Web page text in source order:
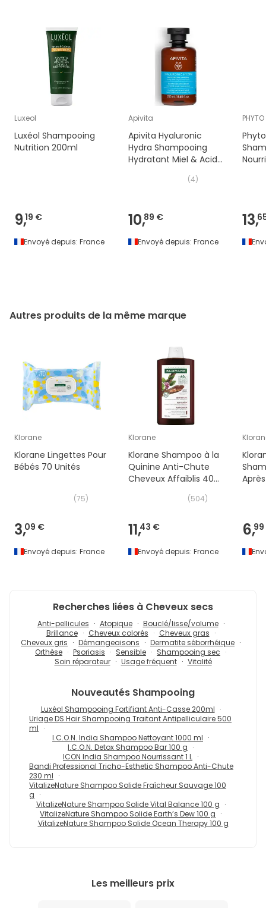
HYDROXIDE, STYRENE/ACRYLATES COPOLYMER, YELLOW
5 (CI 19140), YELLOW 6 (CI 15985).
Luxeol
Luxéol Shampooing
Nutrition 200ml
9,19 €
Envoyé depuis: France
Apivita
Apivita Hyaluronic
Hydra Shampooing
Hydratant Miel & Acide
(4)
10,89 €
Envoyé depuis: France
PHYTO
13,
Autres produits de la même marque
Klorane
Klorane Lingettes Pour
Bébés 70 Unités
(75)
3,09 €
Envoyé depuis: France
Klorane
Klorane Shampoo à la
Quinine Anti-Chute
Cheveux Affaiblis 400
(504)
11,43 €
Envoyé depuis: France
6,
Recherches liées à Cheveux secs
Anti-pellicules Atopique
Bouclé/lisse/volume
Brillance
Cheveux colorés
Cheveux gras
Cheveux gris
Démangeaisons
Dermatite séborrhéique
Orthèse
Psoriasis Sensible
Shampooing sec
Soin réparateur
Usage fréquent Vitalité
Nouveautés Shampooing
Luxéol Shampooing Fortifiant Anti-Casse 200ml
Uriage DS Hair Shampooing Traitant Antipelliculaire 500
ml
I.C.O.N. India Shampoo Nettoyant 1000 ml
I.C.O.N. Detox Shampoo Bar 100 g
ICON India Shampoo Nourrissant 1 L
Bandi Professional Tricho-Esthetic Shampoo Anti-Chute
230 ml
VitalizeNature Shampoo Solide Fraîcheur Sauvage 100
g
VitalizeNature Shampoo Solide Vital Balance 100 g
VitalizeNature Shampoo Solide Earth’s Dew 100 g
VitalizeNature Shampoo Solide Ocean Therapy 100 g
Les meilleurs prix